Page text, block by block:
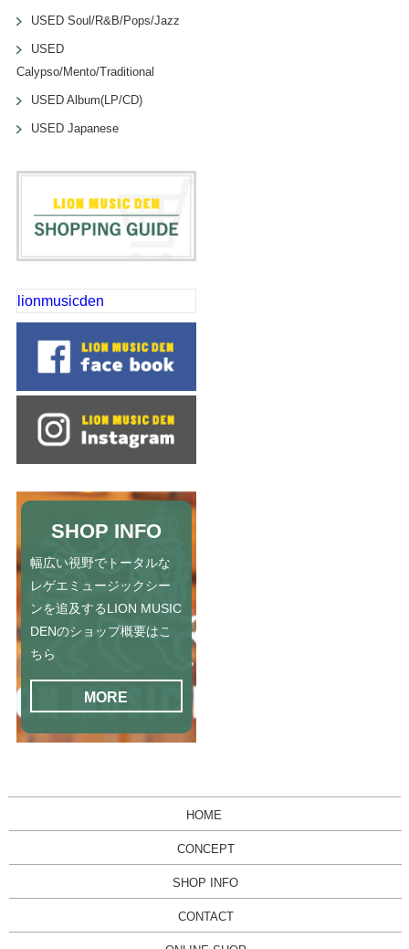
USED Soul/R&B/Pops/Jazz
USED
Calypso/Mento/Traditional
USED Album(LP/CD)
USED Japanese
lionmusicden
SHOP INFO
幅広い視野でトータルな
レゲエミュージックシー
ンを追及するLION MUSIC
DENのショップ概要はこ
ちら
MORE
HOME
CONCEPT
SHOP INFO
CONTACT